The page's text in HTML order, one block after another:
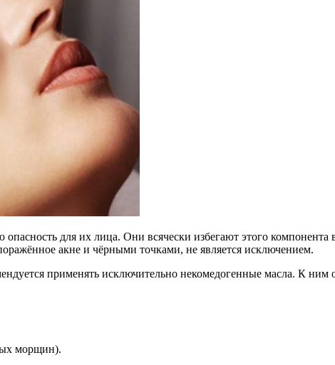
для их лица. Они всячески избегают этого компонента
акне и чёрными точками, не является исключением.
применять исключительно некомедогенные масла. К ним
морщин).